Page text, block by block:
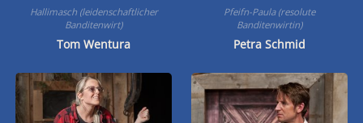
Hallimasch (leidenschaftlicher
Banditenwirt)
Tom Wentura
Pfeifn-Paula (resolute
Banditenwirtin)
Petra Schmid